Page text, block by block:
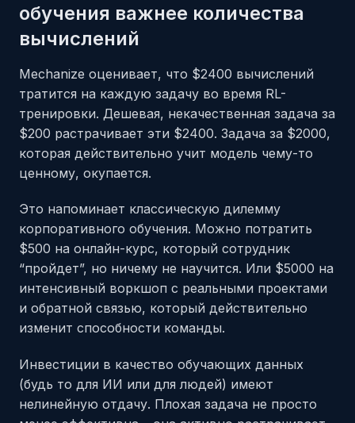
обучения важнее количества
вычислений
Mechanize оценивает, что $2400 вычислений
тратится на каждую задачу во время RL-
тренировки. Дешевая, некачественная задача за
$200 растрачивает эти $2400. Задача за $2000,
которая действительно учит модель чему-то
ценному, окупается.
Это напоминает классическую дилемму
корпоративного обучения. Можно потратить
$500 на онлайн-курс, который сотрудник
“пройдет”, но ничему не научится. Или $5000 на
интенсивный воркшоп с реальными проектами
и обратной связью, который действительно
изменит способности команды.
Инвестиции в качество обучающих данных
(будь то для ИИ или для людей) имеют
нелинейную отдачу. Плохая задача не просто